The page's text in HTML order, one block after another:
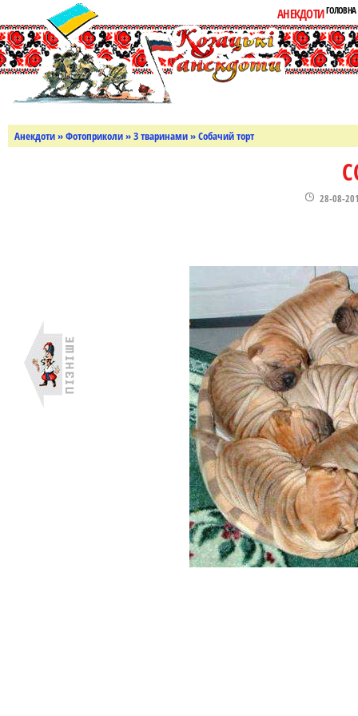
АНЕКДОТИГОЛОВНА
Анекдоти»Фотоприколи»З тваринами» Собачий торт
28-08-